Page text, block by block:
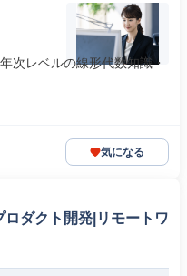
次レベルの線形代数知識・
気になる
ダクト開発|リモートワ